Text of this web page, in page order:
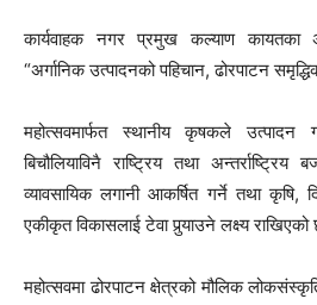
कार्यवाहक नगर प्रमुख कल्याण कायतका
“अर्गानिक उत्पादनको पहिचान, ढोरपाटन
महोत्सवमार्फत स्थानीय कृषकले
बिचौलियाविनै राष्ट्रिय तथा
व्यावसायिक लगानी आकर्षित गर्ने तथा
एकीकृत विकासलाई टेवा पुर्‍याउने लक्ष्य
महोत्सवमा ढोरपाटन क्षेत्रको मौलिक